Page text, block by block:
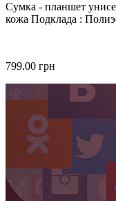
Сумка - планшет
кожа Подклада :
799.00 грн